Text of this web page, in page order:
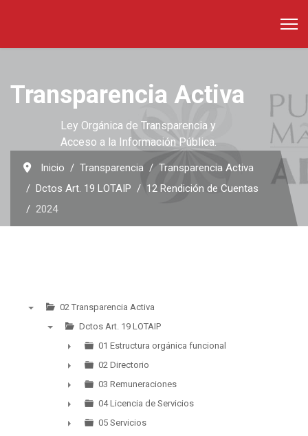
Transparencia Activa
Ley Orgánica de Transparencia y
Acceso a la Información Pública.
Inicio Transparencia
Transparencia Activa
Dctos Art. 19 LOTAIP
12 Rendición de Cuentas
2024
02 Transparencia Activa
Dctos Art. 19 LOTAIP
►
01 Estructura orgánica funcional
►
02 Directorio
►
03 Remuneraciones
►
04 Licencia de Servicios
05 Servicios